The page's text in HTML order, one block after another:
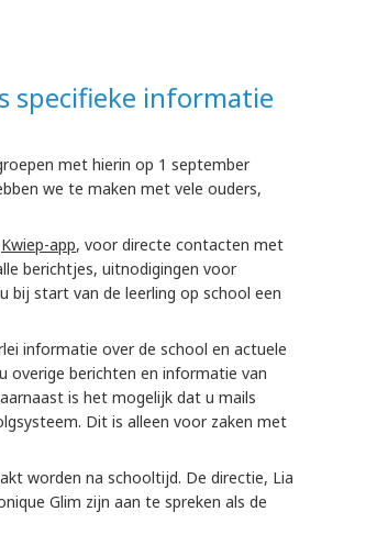
specifieke informatie
met hierin op 1 september
we te maken met vele ouders,
Kwiep-app, voor directe contacten met
berichtjes, uitnodigingen voor
bij start van de leerling op school een
informatie over de school en actuele
overige berichten en informatie van
is het mogelijk dat u mails
Dit is alleen voor zaken met
worden na schooltijd. De directie, Lia
Glim zijn aan te spreken als de